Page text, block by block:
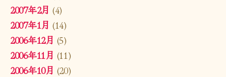
2007年2月 (4)
2007年1月 (14)
2006年12月 (5)
2006年11月 (11)
2006年10月 (20)